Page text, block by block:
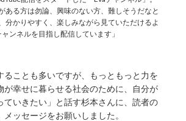
ある方は勿論、興味のない方、難しそうだなと
分かりやすく、楽しみながら見ていただけるよ
ャンネルを目指し配信しています」
ることも多いですが、もっともっと力を
が幸せに暮らせる社会のために、自分が
ていきたい」と話す杉本さんに、読者の
ッセージをお願いしました。